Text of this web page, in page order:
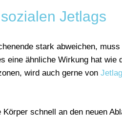
Jetlags
stark abweichen,
eine ähnliche Wirkung hat wie
wird auch gerne von Jetlag
schnell an den neuen